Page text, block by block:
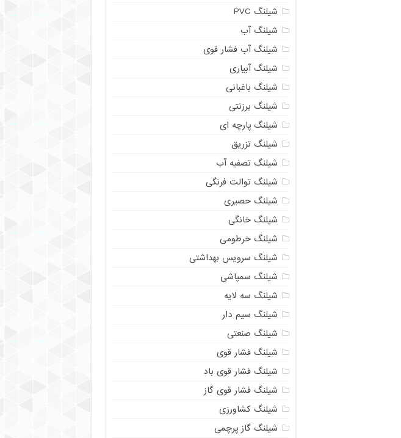
شیلنگ PVC
شیلنگ آب
شیلنگ آب فشار قوی
شیلنگ آبیاری
شیلنگ باغبانی
شیلنگ برزنتی
شیلنگ پارچه ای
شیلنگ تزریق
شیلنگ تصفیه آب
شیلنگ توالت فرنگی
شیلنگ حصیری
شیلنگ خانگی
شیلنگ خرطومی
شیلنگ سرویس بهداشتی
شیلنگ سمپاشی
شیلنگ سه لایه
شیلنگ سیم دار
شیلنگ صنعتی
شیلنگ فشار قوی
شیلنگ فشار قوی باد
شیلنگ فشار قوی گاز
شیلنگ کشاورزی
شیلنگ گاز پرچمی